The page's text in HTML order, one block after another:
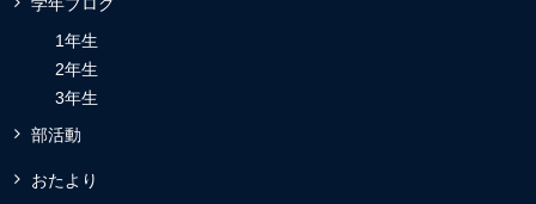
1年生
2年生
3年生
部活動
おたより